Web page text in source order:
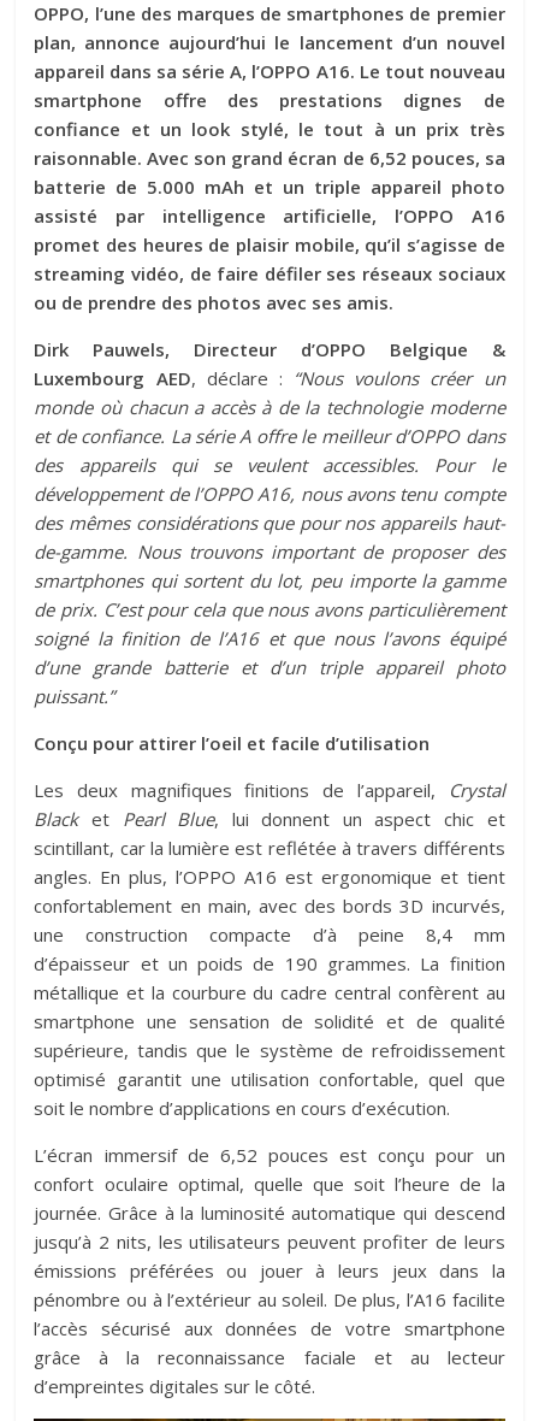
OPPO, l’une des marques de smartphones de premier
plan, annonce aujourd’hui le lancement d’un nouvel
appareil dans sa série A, l’OPPO A16. Le tout nouveau
smartphone offre des prestations dignes de
confiance et un look stylé, le tout à un prix très
raisonnable. Avec son grand écran de 6,52 pouces, sa
batterie de 5.000 mAh et un triple appareil photo
assisté par intelligence artificielle, l’OPPO A16
promet des heures de plaisir mobile, qu’il s’agisse de
streaming vidéo, de faire défiler ses réseaux sociaux
ou de prendre des photos avec ses amis.
Dirk Pauwels, Directeur d’OPPO Belgique &
Luxembourg AED, déclare : “Nous voulons créer un
monde où chacun a accès à de la technologie moderne
et de confiance. La série A offre le meilleur d’OPPO dans
des appareils qui se veulent accessibles. Pour le
développement de l’OPPO A16, nous avons tenu compte
des mêmes considérations que pour nos appareils haut-
de-gamme. Nous trouvons important de proposer des
smartphones qui sortent du lot, peu importe la gamme
de prix. C’est pour cela que nous avons particulièrement
soigné la finition de l’A16 et que nous l’avons équipé
d’une grande batterie et d’un triple appareil photo
puissant.”
Conçu pour attirer l’oeil et facile d’utilisation
Les deux magnifiques finitions de l’appareil,
Crystal
Blacket Pearl Blue, lui donnent un aspect chic et
scintillant, car la lumière est reflétée à travers différents
angles. En plus, l’OPPO A16 est ergonomique et tient
confortablement en main, avec des bords 3D incurvés,
une construction compacte d’à peine 8,4 mm
d’épaisseur et un poids de 190 grammes. La finition
métallique et la courbure du cadre central confèrent au
smartphone une sensation de solidité et de qualité
supérieure, tandis que le système de refroidissement
optimisé garantit une utilisation confortable, quel que
soit le nombre d’applications en cours d’exécution.
L’écran immersif de 6,52 pouces est conçu pour un
confort oculaire optimal, quelle que soit l’heure de la
journée. Grâce à la luminosité automatique qui descend
jusqu’à 2 nits, les utilisateurs peuvent profiter de leurs
émissions préférées ou jouer à leurs jeux dans la
pénombre ou à l’extérieur au soleil. De plus, l’A16 facilite
l’accès sécurisé aux données de votre smartphone
grâce à la reconnaissance faciale et au lecteur
d’empreintes digitales sur le côté.